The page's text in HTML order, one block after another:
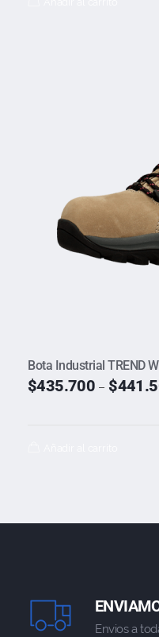
Bota Industrial TREND
$435.700 – $
Envios a